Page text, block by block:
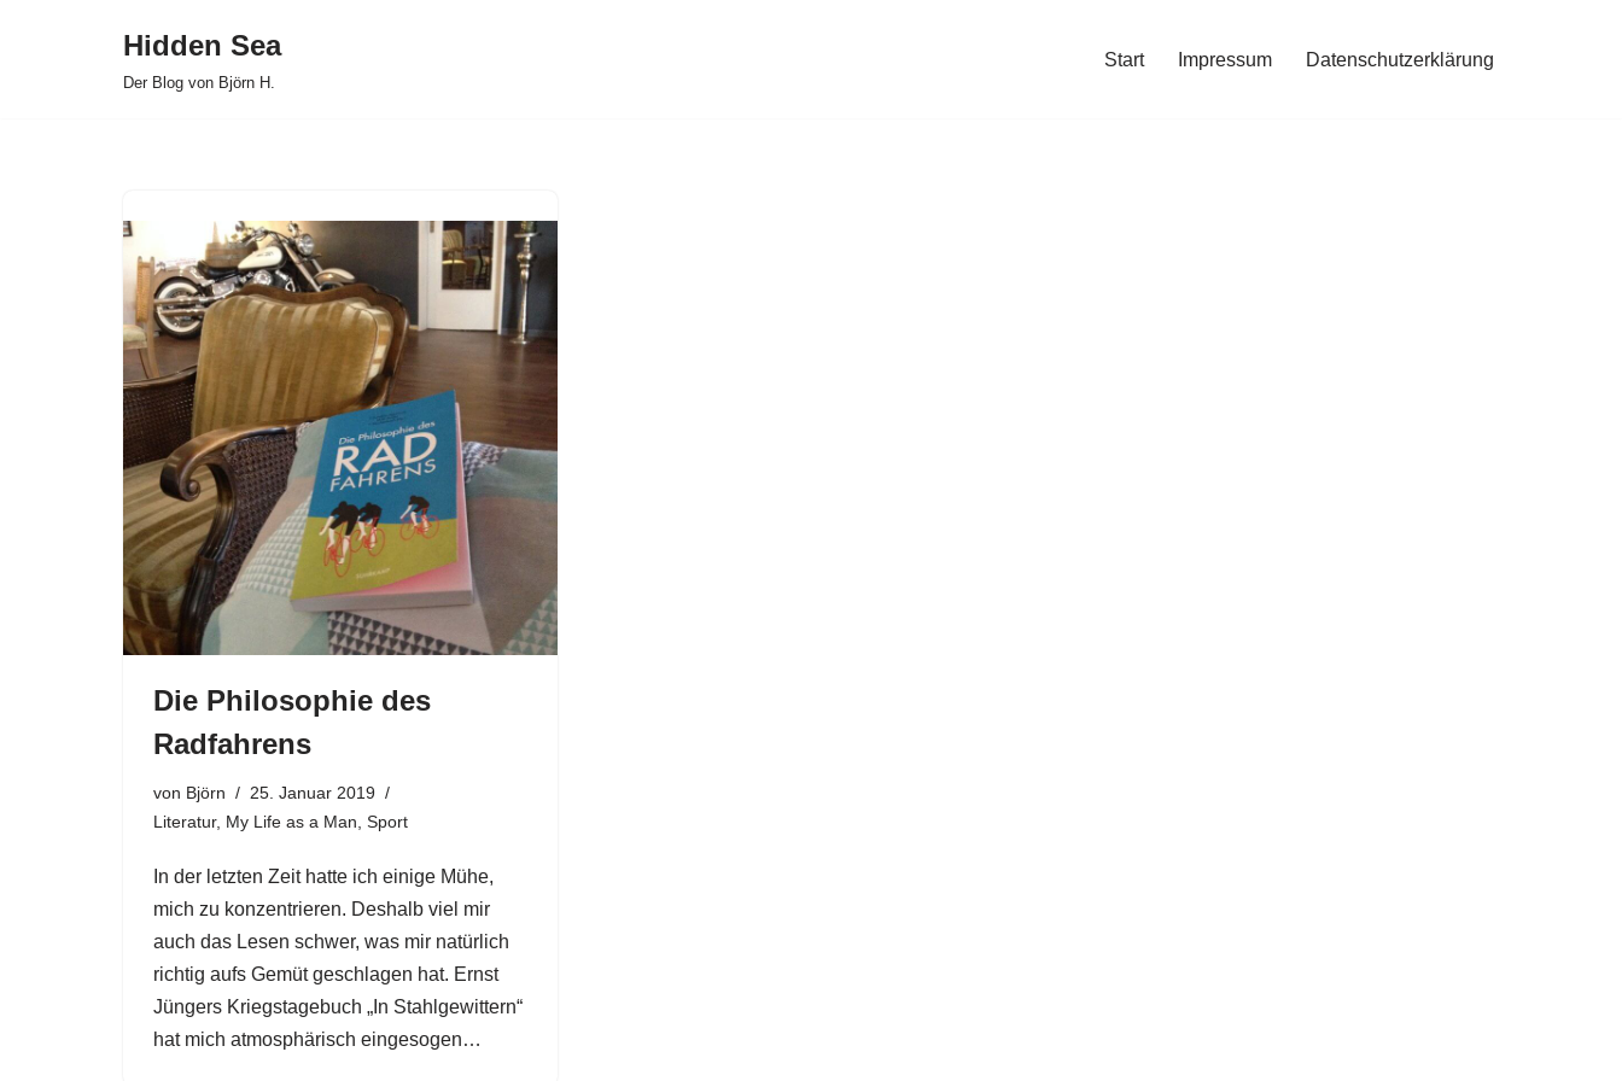
Hidden Sea
Der Blog von Björn H.
Start Impressum Datenschutzerklärung
Die Philosophie des
Radfahrens
von Björn
25. Januar 2019
Literatur, My Life as a Man Sport
In der letzten Zeit hatte ich einige Mühe,
mich zu konzentrieren. Deshalb viel mir
auch das Lesen schwer, was mir natürlich
richtig aufs Gemüt geschlagen hat. Ernst
Jüngers Kriegstagebuch „In Stahlgewittern“
hat mich atmosphärisch eingesogen…